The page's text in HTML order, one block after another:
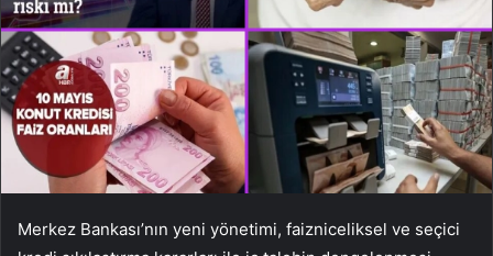
Merkez Bankası’nın yeni yönetimi, faizniceliksel ve seçici